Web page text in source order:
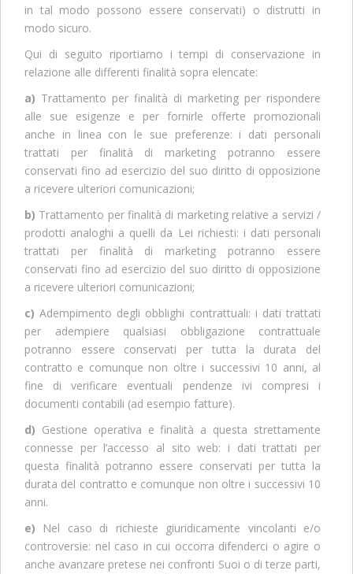
in tal modo possono essere conservati) o distrutti in
modo sicuro.
Qui di seguito riportiamo i tempi di conservazione in
relazione alle differenti finalità sopra elencate:
a) Trattamento per finalità di marketing per rispondere
alle sue esigenze e per fornirle offerte promozionali
anche in linea con le sue preferenze: i dati personali
trattati per finalità di marketing potranno essere
conservati fino ad esercizio del suo diritto di opposizione
a ricevere ulteriori comunicazioni;
b) Trattamento per finalità di marketing relative a servizi /
prodotti analoghi a quelli da Lei richiesti: i dati personali
trattati per finalità di marketing potranno essere
conservati fino ad esercizio del suo diritto di opposizione
a ricevere ulteriori comunicazioni;
c) Adempimento degli obblighi contrattuali: i dati trattati
per adempiere qualsiasi obbligazione contrattuale
potranno essere conservati per tutta la durata del
contratto e comunque non oltre i successivi 10 anni, al
fine di verificare eventuali pendenze ivi compresi i
documenti contabili (ad esempio fatture).
d) Gestione operativa e finalità a questa strettamente
connesse per l’accesso al sito web: i dati trattati per
questa finalità potranno essere conservati per tutta la
durata del contratto e comunque non oltre i successivi 10
anni.
e) Nel caso di richieste giuridicamente vincolanti e/o
controversie: nel caso in cui occorra difenderci o agire o
anche avanzare pretese nei confronti Suoi o di terze parti,